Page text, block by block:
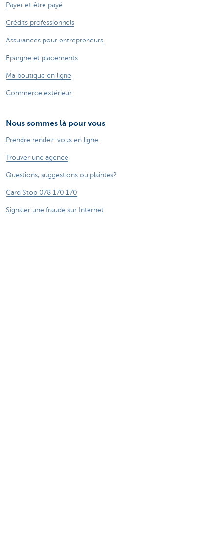
Payer et être payé
Crédits professionnels
Assurances pour entrepreneurs
Epargne et placements
Ma boutique en ligne
Commerce extérieur
Nous sommes là pour vous
Prendre rendez-vous en ligne
Trouver une agence
Questions, suggestions ou plaintes?
Card Stop 078 170 170
Signaler une fraude sur Internet